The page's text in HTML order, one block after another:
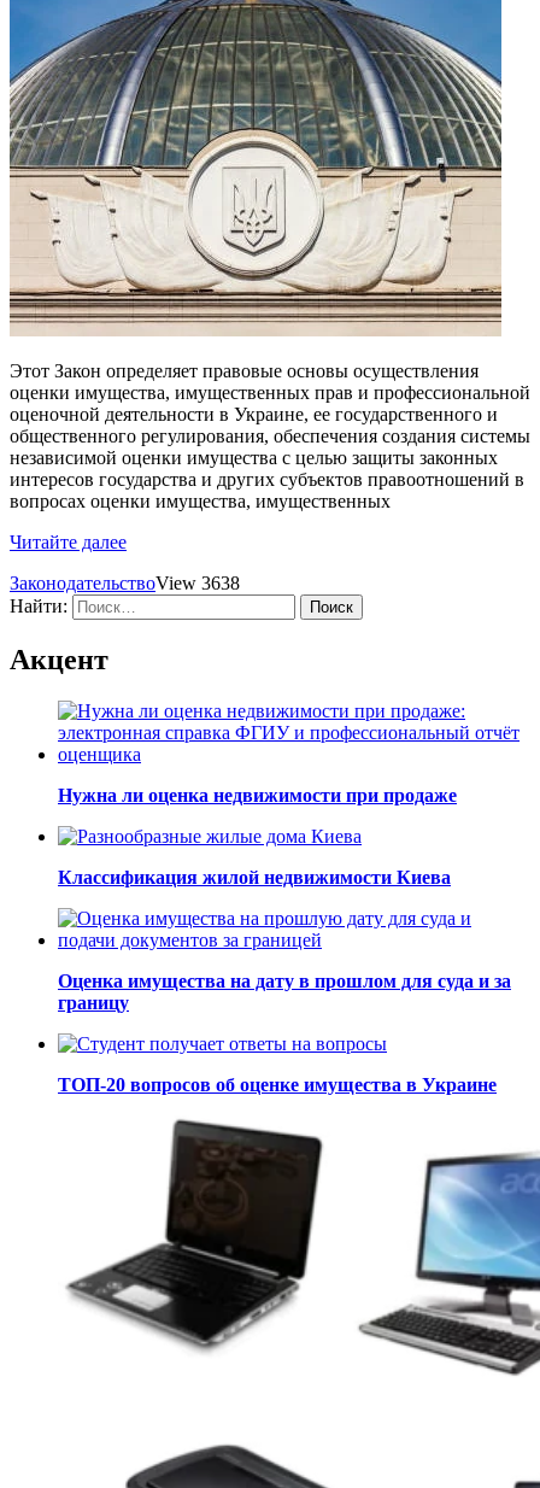
Этот Закон определяет правовые основы осуществления
оценки имущества, имущественных прав и профессиональной
оценочной деятельности в Украине, ее государственного и
общественного регулирования, обеспечения создания системы
независимой оценки имущества с целью защиты законных
интересов государства и других субъектов правоотношений в
вопросах оценки имущества, имущественных
Читайте далее
ЗаконодательствоView 3638
Найти:
Акцент
Нужна ли оценка недвижимости при продаже
Классификация жилой недвижимости Киева
Оценка имущества на дату в прошлом для суда и за
границу
ТОП-20 вопросов об оценке имущества в Украине